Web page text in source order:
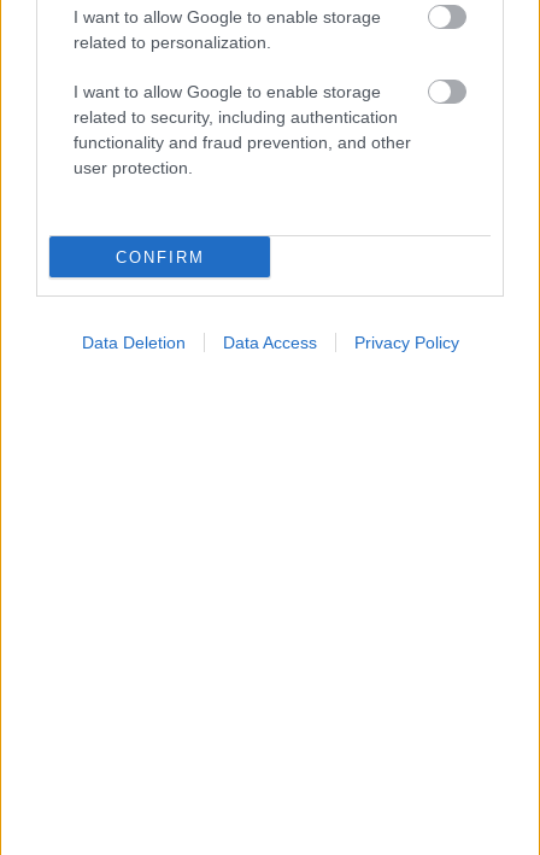
I want to allow Google to enable storage
related to personalization.
I want to allow Google to enable storage
related to security, including authentication
functionality and fraud prevention, and other
user protection.
CONFIRM
Data Deletion Data Access Privacy Policy
ΔΕΙΤΕ ΕΠΙΣΗΣ